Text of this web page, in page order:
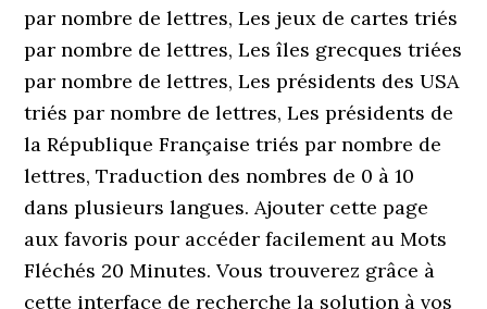
par nombre de lettres, Les jeux de cartes triés
par nombre de lettres, Les îles grecques triées
par nombre de lettres, Les présidents des USA
triés par nombre de lettres, Les présidents de
la République Française triés par nombre de
lettres, Traduction des nombres de 0 à 10
dans plusieurs langues. Ajouter cette page
aux favoris pour accéder facilement au Mots
Fléchés 20 Minutes. Vous trouverez grâce à
cette interface de recherche la solution à vos